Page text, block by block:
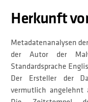
Herkunft
Metadatenanalysen
der Autor der
Standardsprache
Der Ersteller der
vermutlich angelehnt